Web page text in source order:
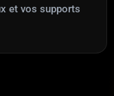
et vos supports